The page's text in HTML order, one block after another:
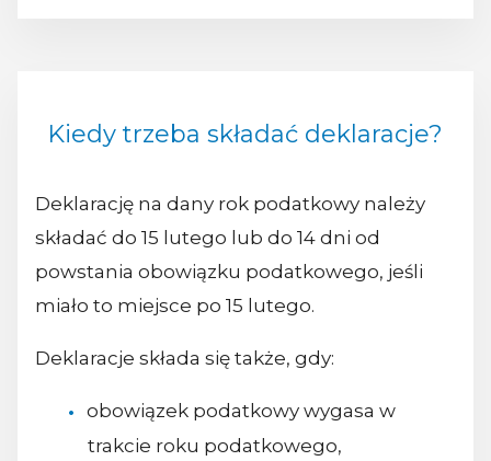
Kiedy trzeba składać deklaracje?
Deklarację na dany rok podatkowy należy
składać do 15 lutego lub do 14 dni od
powstania obowiązku podatkowego, jeśli
miało to miejsce po 15 lutego.
Deklaracje składa się także, gdy:
obowiązek podatkowy wygasa w
trakcie roku podatkowego,